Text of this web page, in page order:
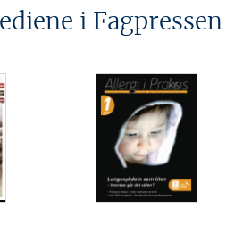
i Fagpressen